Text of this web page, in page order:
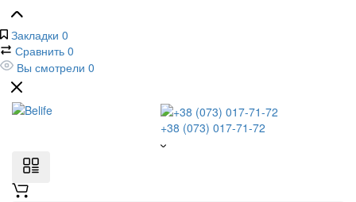
Закладки 0
Сравнить 0
Вы смотрели 0
+38 (073) 017-71-72